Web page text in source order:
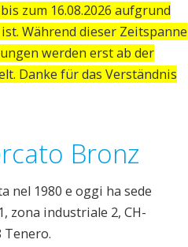
zum 16.08.2026 aufgrund
Während dieser Zeitspanne
werden erst ab der
Danke für das Verständnis
Bronz
nel 1980 e oggi ha sede
zona industriale 2, CH-
Tenero.